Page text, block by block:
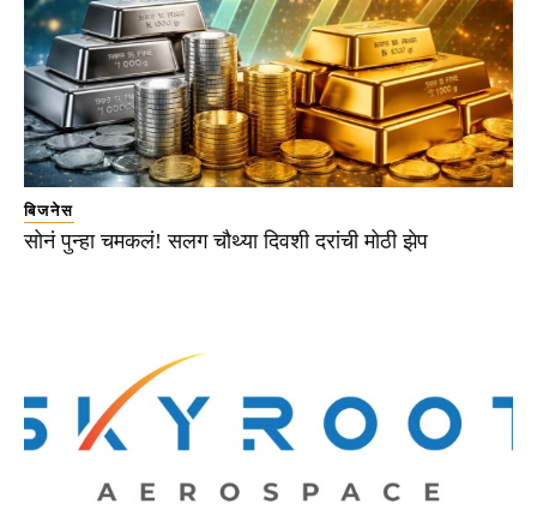
बिजनेस
सोनं पुन्हा चमकलं! सलग चौथ्या दिवशी दरांची मोठी झेप